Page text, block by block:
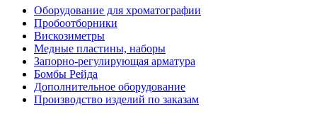
Оборудование для хроматографии
Пробоотборники
Вискозиметры
Медные пластины, наборы
Запорно-регулирующая арматура
Бомбы Рейда
Дополнительное оборудование
Производство изделий по заказам